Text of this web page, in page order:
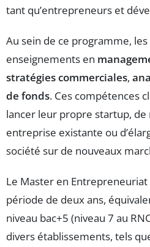
tant qu’entrepreneurs et
Au sein de ce programme,
enseignements en
stratégies commerciales,
de fonds. Ces compétences
lancer leur propre startup,
entreprise existante ou
société sur de nouveaux
Le Master en
période de deux ans,
niveau bac+5 (niveau 7 au
divers établissements, tels